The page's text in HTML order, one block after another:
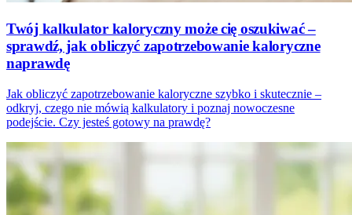
Twój kalkulator kaloryczny może cię oszukiwać –
sprawdź, jak obliczyć zapotrzebowanie kaloryczne
naprawdę
Jak obliczyć zapotrzebowanie kaloryczne szybko i skutecznie –
odkryj, czego nie mówią kalkulatory i poznaj nowoczesne
podejście. Czy jesteś gotowy na prawdę?